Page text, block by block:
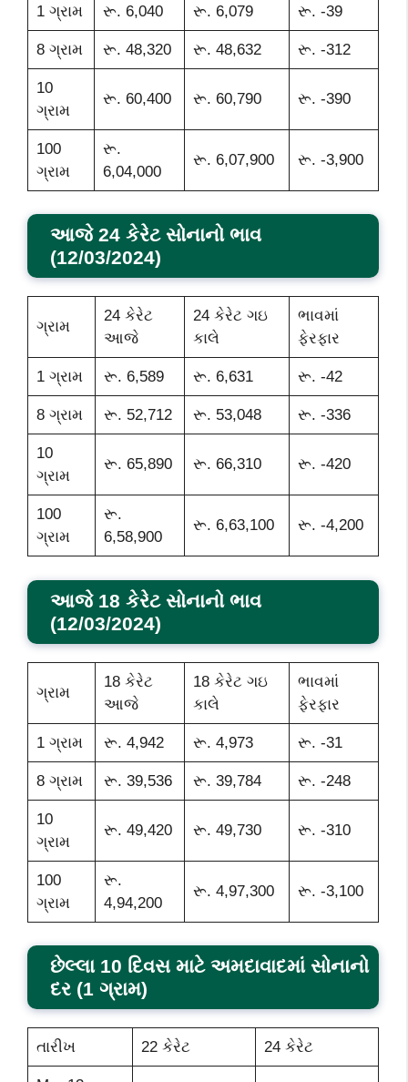
1 ગ્રામ રૂ. 6,040 રૂ. 6,079 રૂ. -39
8 ગ્રામ રૂ. 48,320 રૂ. 48,632 રૂ. -312
10
ગ્રામ
રૂ. 60,400 રૂ. 60,790 રૂ. -390
100
ગ્રામ
રૂ.
6,04,000
રૂ. 6,07,900 રૂ. -3,900
આજે 24 કેરેટ સોનાનો ભાવ
(12/03/2024)
ગ્રામ
24 કેરેટ
આજે
24 કેરેટ ગઇ
કાલે
ભાવમાં
ફેરફાર
1 ગ્રામ રૂ. 6,589 રૂ. 6,631 રૂ. -42
8 ગ્રામ રૂ. 52,712 રૂ. 53,048 રૂ. -336
10
ગ્રામ
રૂ. 65,890 રૂ. 66,310 રૂ. -420
100
ગ્રામ
રૂ.
6,58,900
રૂ. 6,63,100 રૂ. -4,200
આજે 18 કેરેટ સોનાનો ભાવ
(12/03/2024)
ગ્રામ
18 કેરેટ
આજે
18 કેરેટ ગઇ
કાલે
ભાવમાં
ફેરફાર
1 ગ્રામ રૂ. 4,942 રૂ. 4,973 રૂ. -31
8 ગ્રામ રૂ. 39,536 રૂ. 39,784 રૂ. -248
10
ગ્રામ
રૂ. 49,420 રૂ. 49,730 રૂ. -310
100
ગ્રામ
રૂ.
4,94,200
રૂ. 4,97,300 રૂ. -3,100
છેલ્લા 10 દિવસ માટે અમદાવાદમાં સોનાનો
દર (1 ગ્રામ)
તારીખ 22 કેરેટ 24 કેરેટ